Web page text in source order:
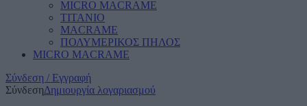
MICRO MACRAME
ΤΙΤΑΝΙΟ
MACRAME
ΠΟΛΥΜΕΡΙΚΟΣ ΠΗΛΟΣ
MICRO MACRAME
Σύνδεση / Εγγραφή
ΣύνδεσηΔημιουργία λογαριασμού